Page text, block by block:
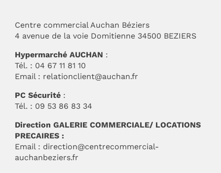
Centre commercial Auchan Béziers
4 avenue de la voie Domitienne 34500 BEZIERS
Hypermarché AUCHAN :
Tél. : 04 67 11 81 10
Email : relationclient@auchan.fr
PC Sécurité :
Tél. : 09 53 86 83 34
Direction GALERIE COMMERCIALE/ LOCATIONS
PRECAIRES :
Email : direction@centrecommercial-
auchanbeziers.fr